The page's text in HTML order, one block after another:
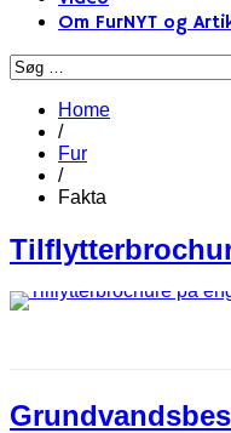
Om FurNYT og
Home
/
Fur
/
Fakta